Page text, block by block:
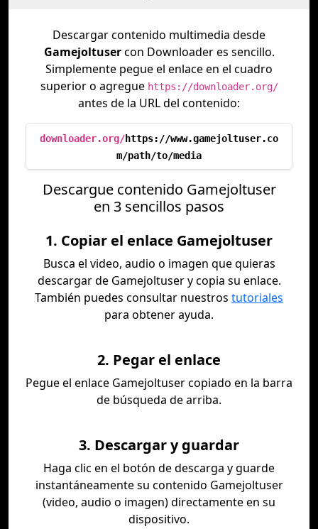
Descargar contenido multimedia desde
Gamejoltusercon Downloader es sencillo.
Simplemente pegue el enlace en el cuadro
superior o agregue https://downloader.org/
antes de la URL del contenido:
downloader.org/https://www.gamejoltuser.co
m/path/to/media
Descargue contenido Gamejoltuser
en 3 sencillos pasos
1. Copiar el enlace Gamejoltuser
Busca el video, audio o imagen que quieras
descargar de Gamejoltuser y copia su enlace.
También puedes consultar nuestros tutoriales
para obtener ayuda.
2. Pegar el enlace
Pegue el enlace Gamejoltuser copiado en la barra
de búsqueda de arriba.
3. Descargar y guardar
Haga clic en el botón de descarga y guarde
instantáneamente su contenido Gamejoltuser
(video, audio o imagen) directamente en su
dispositivo.